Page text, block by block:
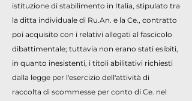
istituzione di stabilimento in Italia, stipulato tra
la ditta individuale di Ru.An. e la Ce., contratto
poi acquisito con i relativi allegati al fascicolo
dibattimentale; tuttavia non erano stati esibiti,
in quanto inesistenti, i titoli abilitativi richiesti
dalla legge per l'esercizio dell'attività di
raccolta di scommesse per conto di Ce. nel